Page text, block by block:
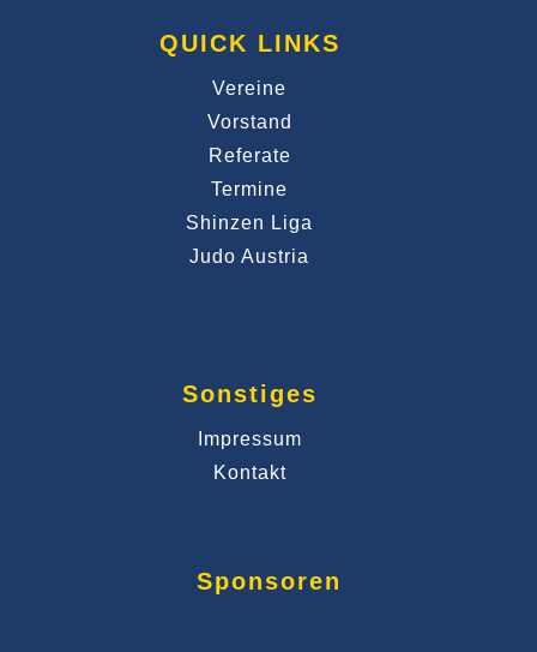
QUICK LINKS
Vereine
Vorstand
Referate
Termine
Shinzen Liga
Judo Austria
Sonstiges
Impressum
Kontakt
Sponsoren